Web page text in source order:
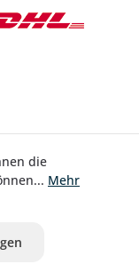
die
Mehr